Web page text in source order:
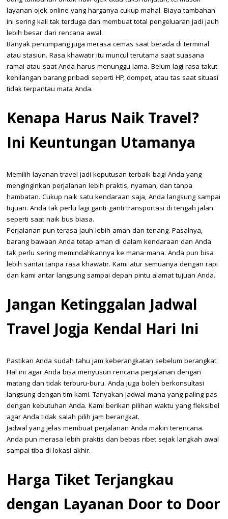
layanan ojek online yang harganya cukup mahal. Biaya tambahan
ini sering kali tak terduga dan membuat total pengeluaran jadi jauh
lebih besar dari rencana awal.
Banyak penumpang juga merasa cemas saat berada di terminal
atau stasiun. Rasa khawatir itu muncul terutama saat suasana
ramai atau saat Anda harus menunggu lama. Belum lagi rasa takut
kehilangan barang pribadi seperti HP, dompet, atau tas saat situasi
tidak terpantau mata Anda.
Kenapa Harus Naik Travel?
Ini Keuntungan Utamanya
Memilih layanan travel jadi keputusan terbaik bagi Anda yang
menginginkan perjalanan lebih praktis, nyaman, dan tanpa
hambatan. Cukup naik satu kendaraan saja, Anda langsung sampai
tujuan. Anda tak perlu lagi ganti-ganti transportasi di tengah jalan
seperti saat naik bus biasa.
Perjalanan pun terasa jauh lebih aman dan tenang. Pasalnya,
barang bawaan Anda tetap aman di dalam kendaraan dan Anda
tak perlu sering memindahkannya ke mana-mana. Anda pun bisa
lebih santai tanpa rasa khawatir. Kami atur semuanya dengan rapi
dan kami antar langsung sampai depan pintu alamat tujuan Anda.
Jangan Ketinggalan Jadwal
Travel Jogja Kendal Hari Ini
Pastikan Anda sudah tahu jam keberangkatan sebelum berangkat.
Hal ini agar Anda bisa menyusun rencana perjalanan dengan
matang dan tidak terburu-buru. Anda juga boleh berkonsultasi
langsung dengan tim kami. Tanyakan jadwal mana yang paling pas
dengan kebutuhan Anda. Kami berikan pilihan waktu yang fleksibel
agar Anda tidak salah pilih jam berangkat.
Jadwal yang jelas membuat perjalanan Anda makin terencana.
Anda pun merasa lebih praktis dan bebas ribet sejak langkah awal
sampai tiba di lokasi akhir.
Harga Tiket Terjangkau
dengan Layanan Door to Door